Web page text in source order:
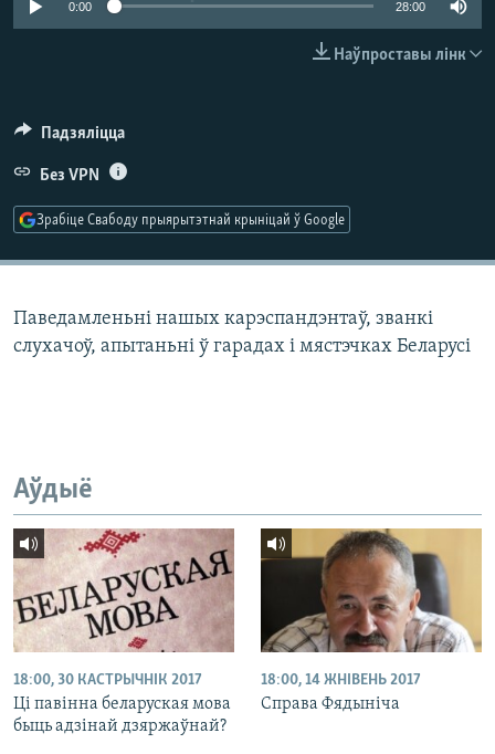
КУЛЬТУРА
МОВА0:00 28:00
Наўпроставы лінк
Падзяліцца
Без VPN
Зрабіце Свабоду прыярытэтнай крыніцай ў Google
Паведамленьні нашых карэспандэнтаў, званкі
слухачоў, апытаньні ў гарадах і мястэчках Беларусі
Аўдыё
18:00, 30 КАСТРЫЧНІК 2017
Ці павінна беларуская мова
быць адзінай дзяржаўнай?
18:00, 14 ЖНІВЕНЬ 2017
Справа Фядыніча